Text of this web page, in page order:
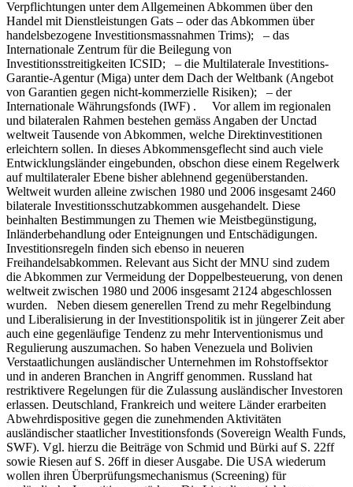
Verpflichtungen unter dem Allgemeinen Abkommen über den
Handel mit Dienstleistungen Gats – oder das Abkommen über
handelsbezogene Investitionsmassnahmen Trims); – das
Internationale Zentrum für die Beilegung von
Investitionsstreitigkeiten ICSID; – die Multilaterale Investitions-
Garantie-Agentur (Miga) unter dem Dach der Weltbank (Angebot
von Garantien gegen nicht-kommerzielle Risiken); – der
Internationale Währungsfonds (IWF) . Vor allem im regionalen
und bilateralen Rahmen bestehen gemäss Angaben der Unctad
weltweit Tausende von Abkommen, welche Direktinvestitionen
erleichtern sollen. In dieses Abkommensgeflecht sind auch viele
Entwicklungsländer eingebunden, obschon diese einem Regelwerk
auf multilateraler Ebene bisher ablehnend gegenüberstanden.
Weltweit wurden alleine zwischen 1980 und 2006 insgesamt 2460
bilaterale Investitionsschutzabkommen ausgehandelt. Diese
beinhalten Bestimmungen zu Themen wie Meistbegünstigung,
Inländerbehandlung oder Enteignungen und Entschädigungen.
Investitionsregeln finden sich ebenso in neueren
Freihandelsabkommen. Relevant aus Sicht der MNU sind zudem
die Abkommen zur Vermeidung der Doppelbesteuerung, von denen
weltweit zwischen 1980 und 2006 insgesamt 2124 abgeschlossen
wurden. Neben diesem generellen Trend zu mehr Regelbindung
und Liberalisierung in der Investitionspolitik ist in jüngerer Zeit aber
auch eine gegenläufige Tendenz zu mehr Interventionismus und
Regulierung auszumachen. So haben Venezuela und Bolivien
Verstaatlichungen ausländischer Unternehmen im Rohstoffsektor
und in anderen Branchen in Angriff genommen. Russland hat
restriktivere Regelungen für die Zulassung ausländischer Investoren
erlassen. Deutschland, Frankreich und weitere Länder erarbeiten
Abwehrdispositive gegen die zunehmenden Aktivitäten
ausländischer staatlicher Investitionsfonds (Sovereign Wealth Funds,
SWF). Vgl. hierzu die Beiträge von Schmid und Bürki auf S. 22ff
sowie Riesen auf S. 26ff in dieser Ausgabe. Die USA wiederum
wollen ihren Überprüfungsmechanismus (Screening) für